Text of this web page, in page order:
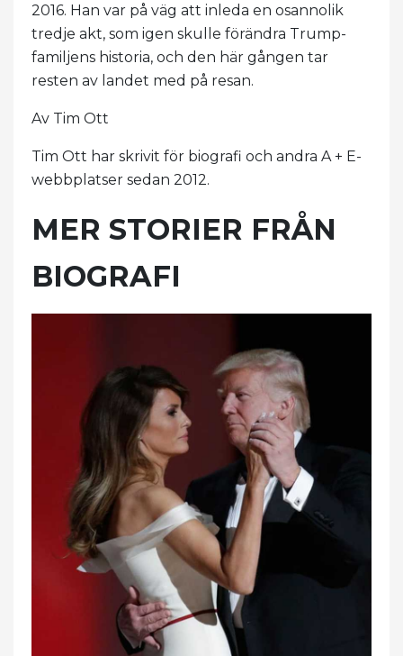
2016. Han var på väg att inleda en osannolik
tredje akt, som igen skulle förändra Trump-
familjens historia, och den här gången tar
resten av landet med på resan.
Av Tim Ott
Tim Ott har skrivit för biografi och andra A + E-
webbplatser sedan 2012.
MER STORIER FRÅN
BIOGRAFI